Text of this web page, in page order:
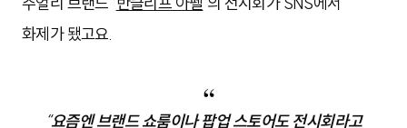
화제가 됐고요.
“요즘엔 브랜드 쇼룸이나 팝업 스토어도 전시회라고